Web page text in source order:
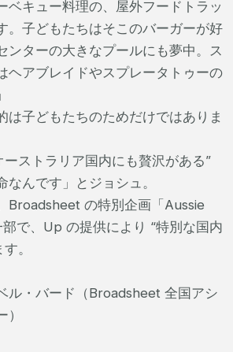
ベキュー料理の、屋外フードトラッ
。子どもたちはそこのバーガーが好
ンターの大きなプールにも夢中。ス
ヘアブレイドやスプレータトゥーの
は子どもたちのためだけではありま
ーストラリア国内にも贅沢がある”
なんです」とジョシュ。
Broadsheet の特別企画「Aussie
で、Up の提供により “特別な国内
。
ル・バード（Broadsheet 全国アシ